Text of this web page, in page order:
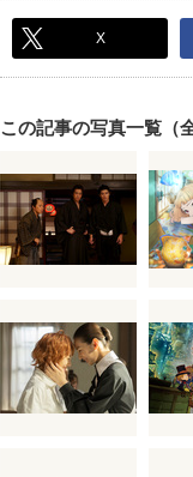
X
この記事の写真一覧（